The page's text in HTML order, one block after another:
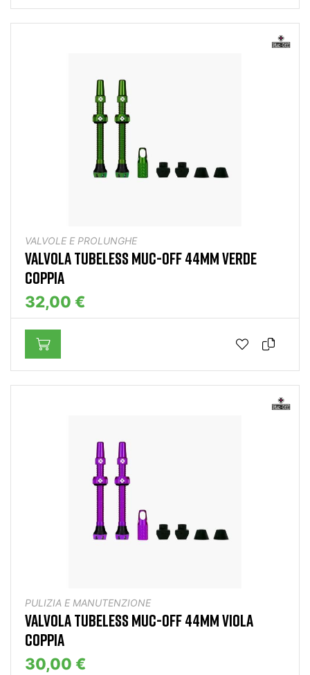
VALVOLE E PROLUNGHE
VALVOLA TUBELESS MUC-OFF 44MM VERDE
COPPIA
32,00 €
PULIZIA E MANUTENZIONE
VALVOLA TUBELESS MUC-OFF 44MM VIOLA
COPPIA
30,00 €